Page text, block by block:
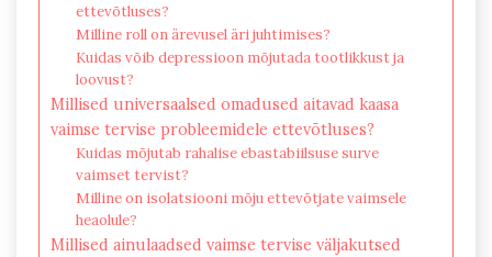
ettevõtluses?
Milline roll on ärevusel äri juhtimises?
Kuidas võib depressioon mõjutada tootlikkust ja
loovust?
Millised universaalsed omadused aitavad kaasa
vaimse tervise probleemidele ettevõtluses?
Kuidas mõjutab rahalise ebastabiilsuse surve
vaimset tervist?
Milline on isolatsiooni mõju ettevõtjate vaimsele
heaolule?
Millised ainulaadsed vaimse tervise väljakutsed